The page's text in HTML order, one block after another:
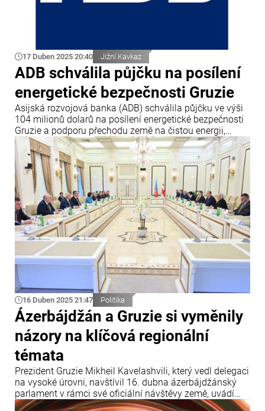
17 Duben 2025 20:40 Jižní Kavkaz
ADB schválila půjčku na posílení
energetické bezpečnosti Gruzie
Asijská rozvojová banka (ADB) schválila půjčku ve výši
104 milionů dolarů na posílení energetické bezpečnosti
Gruzie a podporu přechodu země na čistou energii,
uvádí Info Bridge s odkazem na Trend.
16 Duben 2025 21:47 Politika
Ázerbájdžán a Gruzie si vyměnily
názory na klíčová regionální
témata
Prezident Gruzie Mikheil Kavelashvili, který vedl delegaci
na vysoké úrovni, navštívil 16. dubna ázerbájdžánský
parlament v rámci své oficiální návštěvy země, uvádí
Info Bridge s odkazem na Trend.